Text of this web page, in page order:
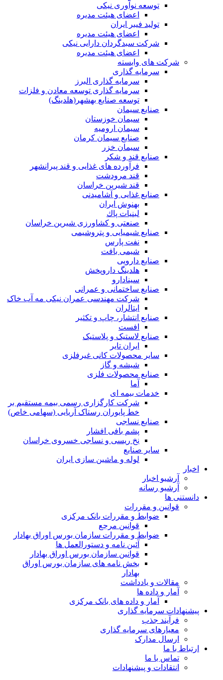
توسعه نوآوری نیکی
اعضای هیئت مدیره
تولید فیبر ایران
اعضای هیئت مدیره
شرکت سبدگردان دارایی نیکی
اعضای هیئت مدیره
شرکت های وابسته
سرمایه گذاری
سرمایه گذاری البرز
سرمایه گذاری توسعه معادن و فلزات
توسعه‌ صنایع‌ بهشهر(هلدینگ)
صنایع سیمان
سیمان خوزستان
سیمان ارومیه
صنایع سیمان کرمان
سیمان خزر
صنایع قند و شکر
فرآورده های غذایی و قند پیرانشهر
قند مرودشت
قند شیرین خراسان
صنایع غذايی و آشاميدنی
بهنوش ایران
لبنيات پاك
صنعتی و کشاورزی شیرین خراسان
صنایع شیمیایی و پتروشیمی
نفت پارس
شیمی بافت
صنایع دارویی
هلدینگ داروپخش
سینادارو
صنایع ساختمانی و عمرانی
شرکت مهندسی عمران نیکی مه آب خاک
ایتالران
صنایع انتشار، چاپ و تکثير
افست
صنایع لاستیک و پلاستیک
ایران تایر
ساير محصولات كانی غيرفلزی
شیشه و گاز
صنایع محصولات فلزی
آما
خدمات بیمه ای
شرکت کارگزاری رسمی بیمه مستقیم بر
خط پایوران رستاک آریایی (سهامی خاص)
صنایع نساجی
پشم بافی افشار
نخ ریسی و نساجی خسروی خراسان
سایر صنایع
لوله و ماشین سازی ایران
اخبار
آرشیو اخبار
آرشیو رسانه
دانستنی ها
قوانین و مقررات
ضوابط و مقررات بانک مرکزی
قوانين مرجع
ضوابط و مقررات سازمان بورس اوراق بهادار
آئین نامه و دستورالعمل ها
قوانین سازمان بورس اوراق بهادار
بخش نامه های سازمان بورس اوراق
بهادار
مقالات و یادداشت
آمار و داده ها
آمار و داده های بانک مرکزی
پیشنهادات سرمایه گذاری
فرآیند جذب
معیارهای سرمایه گذاری
ارسال مدارک
ارتباط با ما
تماس با ما
انتقادات و پیشنهادات